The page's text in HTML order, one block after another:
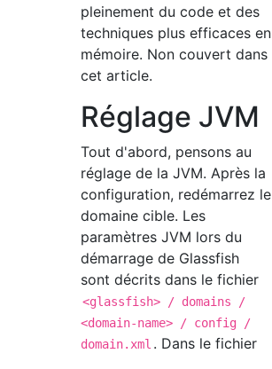
pleinement du code et des
techniques plus efficaces en
mémoire. Non couvert dans
cet article.
Réglage JVM
Tout d'abord, pensons au
réglage de la JVM. Après la
configuration, redémarrez le
domaine cible. Les
paramètres JVM lors du
démarrage de Glassfish
sont décrits dans le fichier
<glassfish> / domains /
<domain-name> / config /
domain.xml . Dans le fichier